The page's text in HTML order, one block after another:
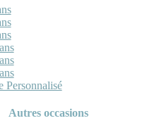
Personnalisé
Autres occasions